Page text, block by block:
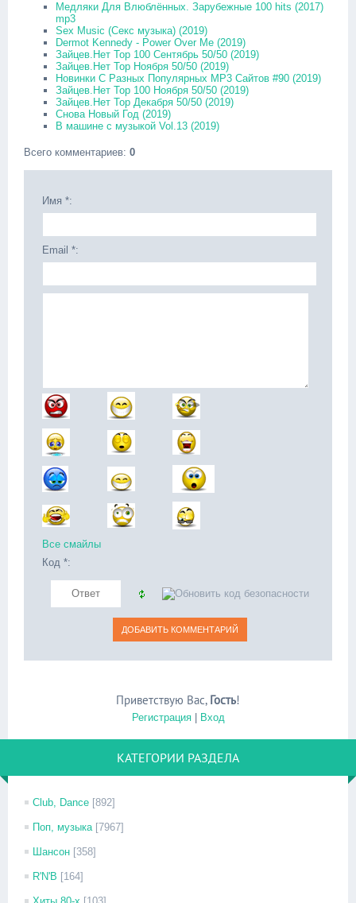
Медляки Для Влюблённых. Зарубежные 100 hits (2017)
mp3
Sex Music (Секс музыка) (2019)
Dermot Kennedy - Power Over Me (2019)
Зайцев.Нет Top 100 Сентябрь 50/50 (2019)
Зайцев.Нет Top Ноября 50/50 (2019)
Новинки С Разных Популярных MP3 Сайтов #90 (2019)
Зайцев.Нет Top 100 Ноября 50/50 (2019)
Зайцев.Нет Top Декабря 50/50 (2019)
Снова Новый Год (2019)
В машине с музыкой Vol.13 (2019)
Всего комментариев: 0
Имя *:
Email *:
Все смайлы
Код *:
Приветствую Вас, Гость!
Регистрация| Вход
КАТЕГОРИИ РАЗДЕЛА
Club, Dance [892]
Поп, музыка [7967]
Шансон [358]
R'N'B [164]